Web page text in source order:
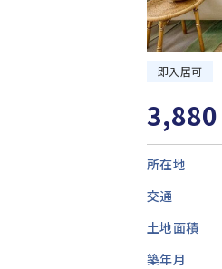
即入居可
3,880
所在地
交通
土地面積
築年月